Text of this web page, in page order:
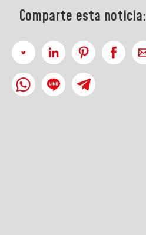
Comparte esta noticia: